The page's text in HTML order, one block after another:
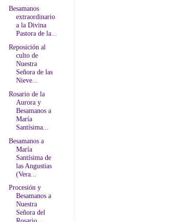
Besamanos
extraordinario
a la Divina
Pastora de la...
Reposición al
culto de
Nuestra
Señora de las
Nieve...
Rosario de la
Aurora y
Besamanos a
María
Santísima...
Besamanos a
María
Santísima de
las Angustias
(Vera...
Procesión y
Besamanos a
Nuestra
Señora del